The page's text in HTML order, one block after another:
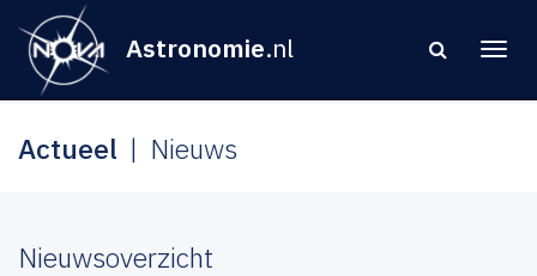
Astronomie.nl
Actueel Nieuws
Nieuwsoverzicht